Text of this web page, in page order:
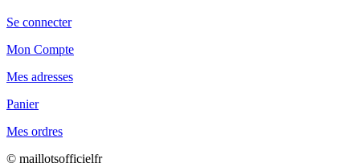
Se connecter
Mon Compte
Mes adresses
Panier
Mes ordres
© maillotsofficielfr